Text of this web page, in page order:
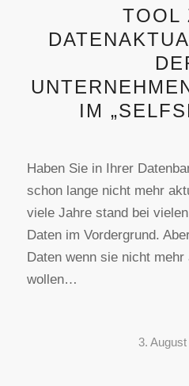
TOOL
IM
Haben Sie in Ihrer
schon lange nicht mehr
viele Jahre stand bei
Daten im Vordergrund.
Daten wenn sie nicht
wollen…
3.